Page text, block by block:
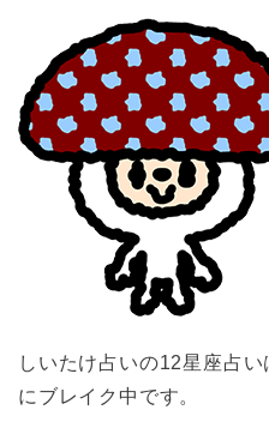
しいたけ占いの12星座占
にブレイク中です。